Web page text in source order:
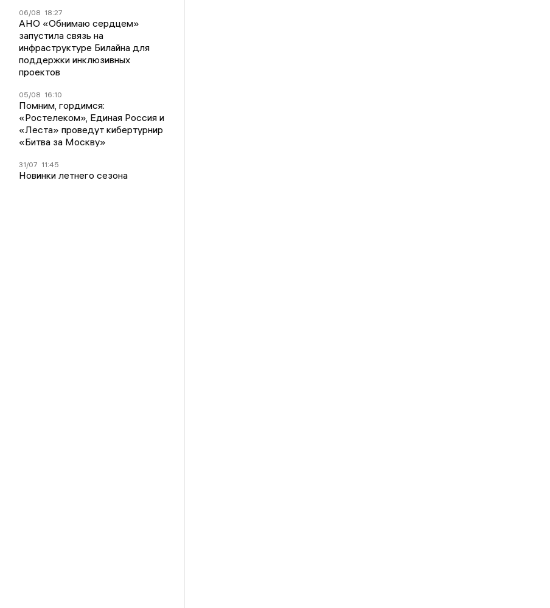
06/08 18:27
АНО «Обнимаю сердцем»
запустила связь на
инфраструктуре Билайна для
поддержки инклюзивных
проектов
05/08 16:10
Помним, гордимся:
«Ростелеком», Единая Россия и
«Леста» проведут кибертурнир
«Битва за Москву»
31/07 11:45
Новинки летнего сезона